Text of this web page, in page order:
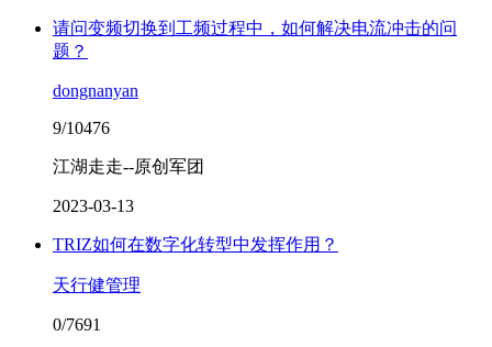
请问变频切换到工频过程中，如何解决电流冲击的问
题？
dongnanyan
9/10476
江湖走走--原创军团
2023-03-13
TRIZ如何在数字化转型中发挥作用？
天行健管理
0/7691